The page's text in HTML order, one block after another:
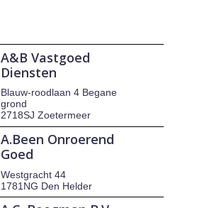
A&B Vastgoed
Diensten
Blauw-roodlaan 4 Begane
grond
2718SJ Zoetermeer
A.Been Onroerend
Goed
Westgracht 44
1781NG Den Helder